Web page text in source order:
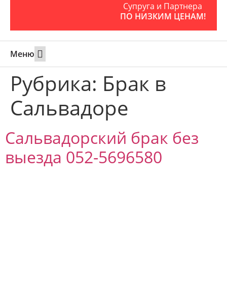
Супруга и Партнера
ПО НИЗКИМ ЦЕНАМ!
Меню
Рубрика: Брак в
Сальвадоре
Сальвадорский брак без
выезда 052-5696580